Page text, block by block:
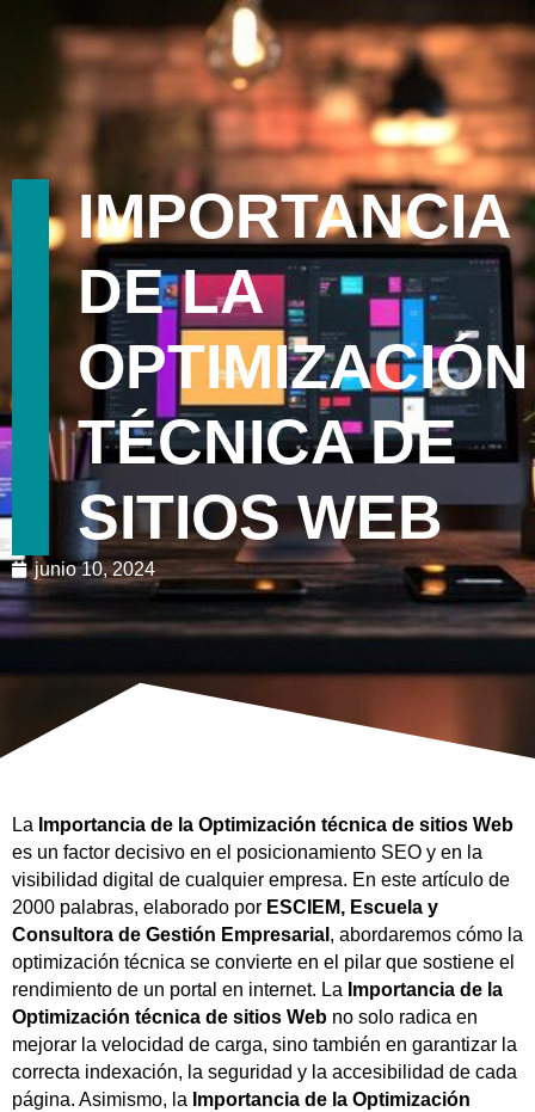
IMPORTANCIA
DE LA
OPTIMIZACIÓN
TÉCNICA DE
SITIOS WEB
junio 10, 2024
La Importancia de la Optimización técnica de sitios Web
es un factor decisivo en el posicionamiento SEO y en la
visibilidad digital de cualquier empresa. En este artículo de
2000 palabras, elaborado por ESCIEM, Escuela y
Consultora de Gestión Empresarial , abordaremos cómo la
optimización técnica se convierte en el pilar que sostiene el
rendimiento de un portal en internet. La Importancia de la
Optimización técnica de sitios Web no solo radica en
mejorar la velocidad de carga, sino también en garantizar la
correcta indexación, la seguridad y la accesibilidad de cada
página. Asimismo, la Importancia de la Optimización